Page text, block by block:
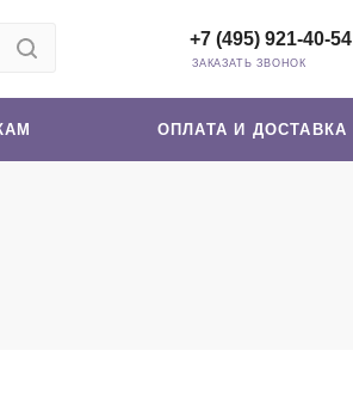
+7 (495) 921-40-54
ЗАКАЗАТЬ ЗВОНОК
ОПЛАТА И ДОСТАВКА